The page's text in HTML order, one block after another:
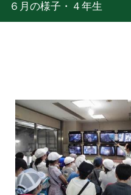
６月の様子・４年生